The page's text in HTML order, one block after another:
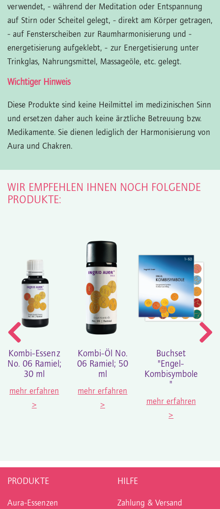
verwendet, - während der Meditation oder Entspannung
auf Stirn oder Scheitel gelegt, - direkt am Körper getragen,
- auf Fensterscheiben zur Raumharmonisierung und -
energetisierung aufgeklebt, - zur Energetisierung unter
Trinkglas, Nahrungsmittel, Massageöle, etc. gelegt.
Wichtiger Hinweis
Diese Produkte sind keine Heilmittel im medizinischen Sinn
und ersetzen daher auch keine ärztliche Betreuung bzw.
Medikamente. Sie dienen lediglich der Harmonisierung von
Aura und Chakren.
WIR EMPFEHLEN IHNEN NOCH FOLGENDE
PRODUKTE:
Kombi-Essenz
No. 06 Ramiel;
30 ml
mehr erfahren
>
Kombi-Öl No.
06 Ramiel; 50
ml
mehr erfahren
>
Buchset
"Engel-
Kombisymbole
"
mehr erfahren
>
PRODUKTE
Aura-Essenzen
HILFE
Zahlung & Versand